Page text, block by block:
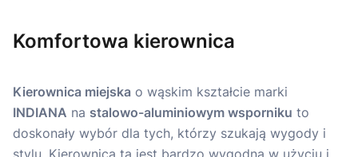
Komfortowa kierownica
Kierownica miejska o wąskim kształcie marki
INDIANA na stalowo-aluminiowym wsporniku to
doskonały wybór dla tych, którzy szukają wygody i
stylu. Kierownica ta jest bardzo wygodna w użyciu i